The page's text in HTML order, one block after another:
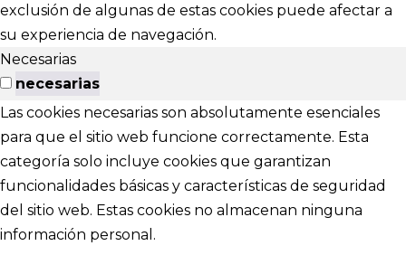
exclusión de algunas de estas cookies puede afectar a
su experiencia de navegación.
Necesarias
necesarias
Las cookies necesarias son absolutamente esenciales
para que el sitio web funcione correctamente. Esta
categoría solo incluye cookies que garantizan
funcionalidades básicas y características de seguridad
del sitio web. Estas cookies no almacenan ninguna
información personal.